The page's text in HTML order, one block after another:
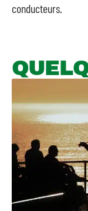
conducteurs.